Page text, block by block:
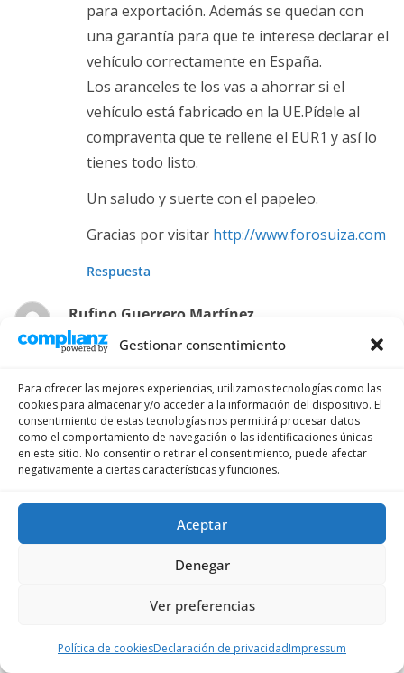
Gestionar consentimiento
Para ofrecer las mejores experiencias, utilizamos tecnologías como las
cookies para almacenar y/o acceder a la información del dispositivo. El
consentimiento de estas tecnologías nos permitirá procesar datos
como el comportamiento de navegación o las identificaciones únicas
en este sitio. No consentir o retirar el consentimiento, puede afectar
negativamente a ciertas características y funciones.
Aceptar
Denegar
Ver preferencias
Política de cookiesDeclaración de privacidadImpressum
para exportación. Además se quedan con
una garantía para que te interese declarar el
vehículo correctamente en España.
Los aranceles te los vas a ahorrar si el
vehículo está fabricado en la UE.Pídele al
compraventa que te rellene el EUR1 y así lo
tienes todo listo.
Un saludo y suerte con el papeleo.
Gracias por visitar http://www.forosuiza.com
Respuesta
Rufino Guerrero Martínez
el 5 de mayo de 2025 a las 20:11 Enlace permanente
Rufino. Buenas tardes yo soy residente en
Suiza y quiero llevar mi coche definitivo a
España puesto que me voy a empadronar en
España. Me han dicho en el consulado español
que pagar aduanas, es eso cierto? Gracias
Respuesta
Buenas,